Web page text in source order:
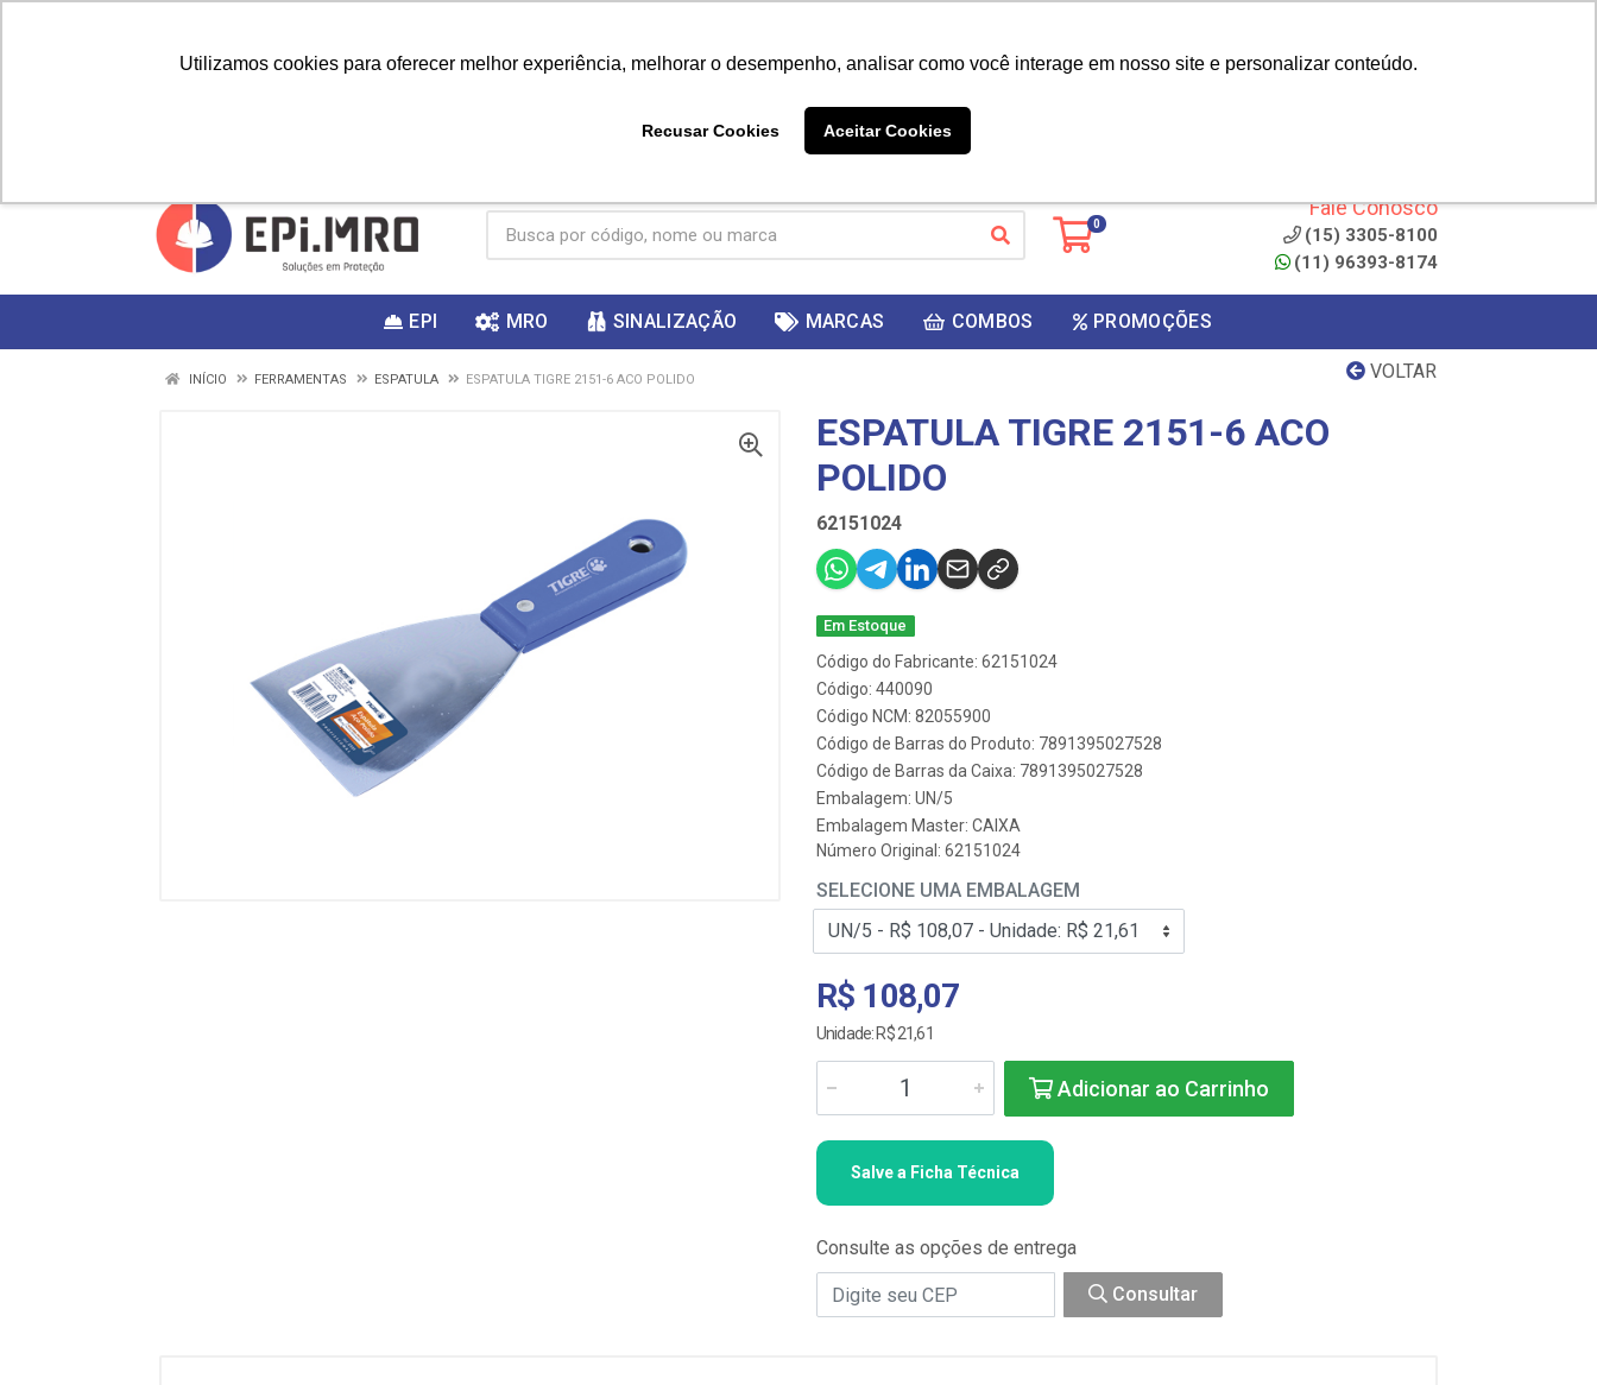
Utilizamos cookies para oferecer melhor experiência, melhorar o desempenho, analisar como você interage em nosso site e personalizar conteúdo.
Recusar Cookies Aceitar Cookies
ganhar
0
Fale Conosco
(15) 3305-8100
(11) 96393-8174
EPI MRO SINALIZAÇÃO MARCAS COMBOS PROMOÇÕES
VOLTAR
INÍCIO FERRAMENTAS ESPATULA ESPATULA TIGRE 2151-6 ACO POLIDO
ESPATULA TIGRE 2151-6 ACO
POLIDO
62151024
Em Estoque
Código do Fabricante: 62151024
Código: 440090
Código NCM: 82055900
Código de Barras do Produto: 7891395027528
Código de Barras da Caixa: 7891395027528
Embalagem: UN/5
Embalagem Master: CAIXA
Número Original: 62151024
SELECIONE UMA EMBALAGEM
R$ 108,07
Unidade: R$ 21,61
Adicionar ao Carrinho
Salve a Ficha Técnica
Consulte as opções de entrega
Consultar